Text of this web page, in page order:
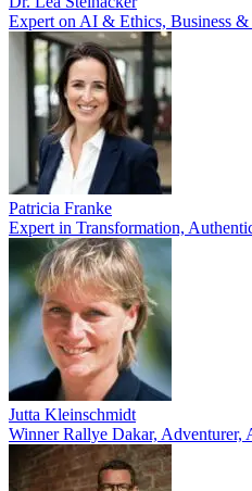
Expert on AI & Ethics, Business
Patricia Franke
Expert in Transformation,
Jutta Kleinschmidt
Winner Rallye Dakar, Adventurer,